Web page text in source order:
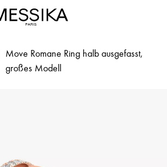
Move Romane Ring halb ausgefasst,
großes Modell